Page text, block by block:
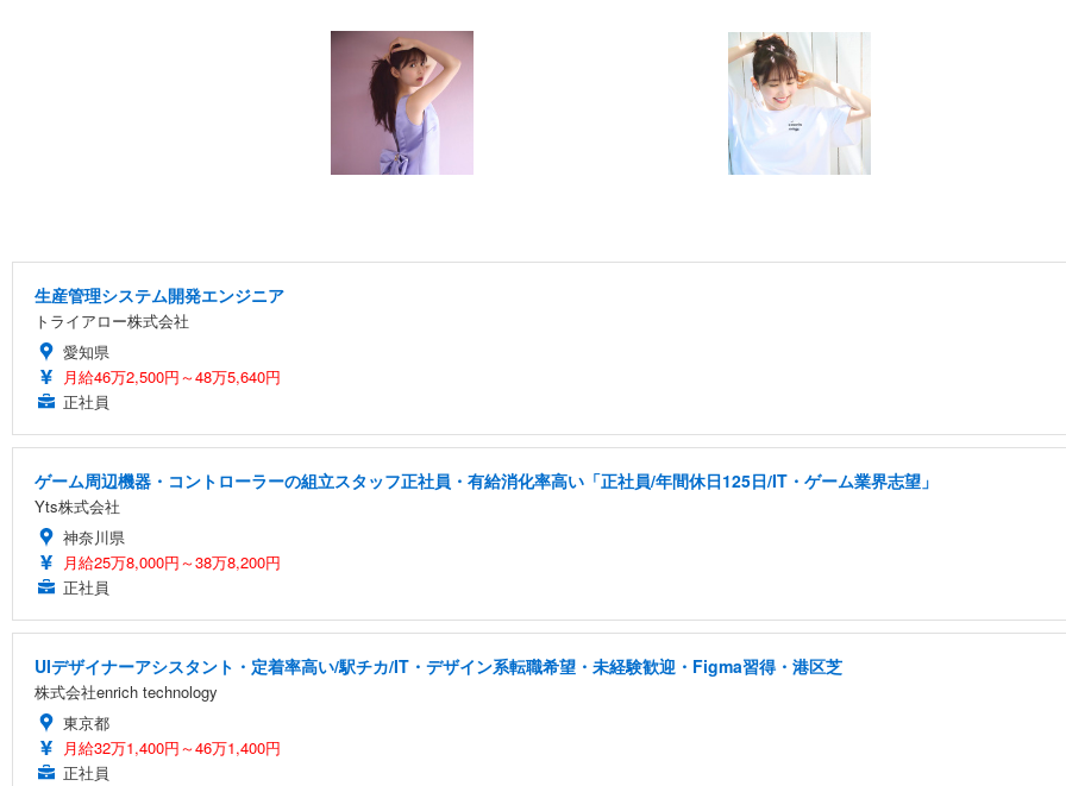
生産管理システム開発エンジニア
トライアロー株式会社
愛知県
月給46万2,500円～48万5,640円
正社員
ゲーム周辺機器・コントローラーの組立スタッフ正社員・有給消化率高い「正社員/年間休日125日/IT・ゲーム業界志望」
Yts株式会社
神奈川県
月給25万8,000円～38万8,200円
正社員
UIデザイナーアシスタント・定着率高い/駅チカ/IT・デザイン系転職希望・未経験歓迎・Figma習得・港区芝
株式会社enrich technology
東京都
月給32万1,400円～46万1,400円
正社員